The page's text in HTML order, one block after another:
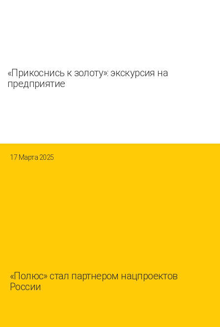
«Прикоснись к золоту»: экскурсия на
предприятие
17 Марта 2025
«Полюс» стал партнером нацпроектов
России